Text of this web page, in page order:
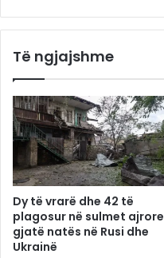
Të ngjajshme
Dy të vrarë dhe 42 të
plagosur në sulmet ajrore
gjatë natës në Rusi dhe
Ukrainë